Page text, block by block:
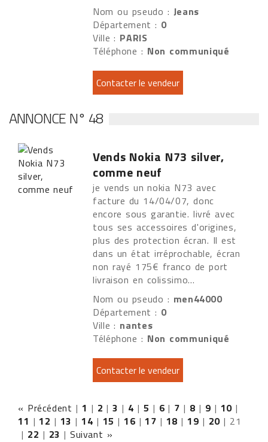
Nom ou pseudo : Jeans
Département : 0
Ville : PARIS
Téléphone : Non communiqué
ANNONCE N° 48
Vends Nokia N73 silver,
comme neuf
je vends un nokia N73 avec
facture du 14/04/07, donc
encore sous garantie. livré avec
tous ses accessoires d'origines,
plus des protection écran. Il est
dans un état irréprochable, écran
non rayé 175€ franco de port
livraison en colissimo...
Nom ou pseudo : men44000
Département : 0
Ville : nantes
Téléphone : Non communiqué
« Précédent | 1 | 2 |3 | 4 | 5 | 6 | 7 | 8 | 9 | 10|
11 |12 | 13 |14 | 15 |16 |17 | 18 |19 | 20| 21
| 22 | 23 | Suivant »